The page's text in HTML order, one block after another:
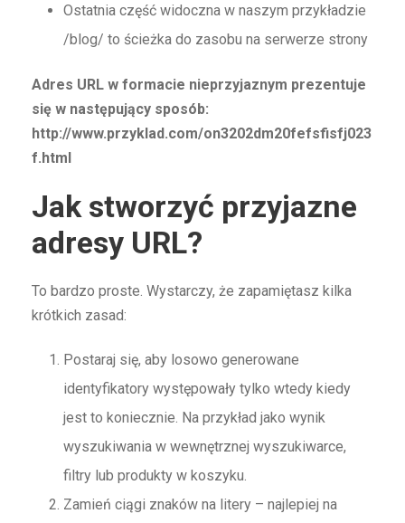
Ostatnia część widoczna w naszym przykładzie
/blog/ to ścieżka do zasobu na serwerze strony
Adres URL w formacie nieprzyjaznym prezentuje
się w następujący sposób:
http://www.przyklad.com/on3202dm20fefsfisfj023
f.html
Jak stworzyć przyjazne
adresy URL?
To bardzo proste. Wystarczy, że zapamiętasz kilka
krótkich zasad:
Postaraj się, aby losowo generowane
identyfikatory występowały tylko wtedy kiedy
jest to koniecznie. Na przykład jako wynik
wyszukiwania w wewnętrznej wyszukiwarce,
filtry lub produkty w koszyku.
Zamień ciągi znaków na litery – najlepiej na